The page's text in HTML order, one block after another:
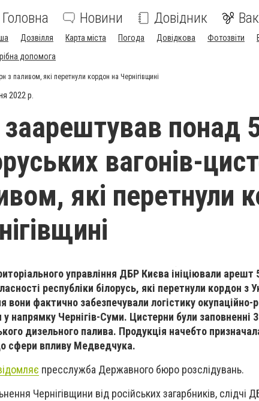
Головна Новини Довідник
Дозвілля Карта міста Погода Довідкова Фотозвіти
допомога
з паливом, які перетнули кордон на Чернігівщині
2022 р.
понад
вагонів-
які перетнули
управління ДБР Києва ініціювали арешт
республіки білорусь, які перетнули кордон з
вони фактично забезпечували логістику окупаційно-
у напрямку Чернігів-Суми. Цистерни були заповненні
дизельного палива. Продукція начебто
сфери впливу Медведчука.
пресслужба Державного бюро розслідувань.
Чернігівщини від російських загарбників, слідчі